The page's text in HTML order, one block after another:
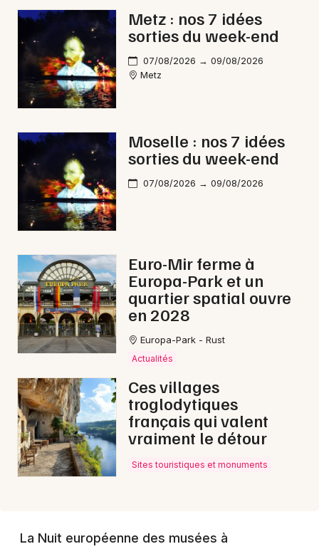
Nuit des Musées dans le Grand Est
Newsletter des sorties
Artistes en tournée
Actus à Sarreguemines
Magazine à Sarreguemines
57 - Moselle
Choisir mes départements
Mon email
Metz : nos 7 idées
sorties du week-end
07/08/2026 → 09/08/2026
Metz
Moselle : nos 7 idées
sorties du week-end
07/08/2026 → 09/08/2026
Euro-Mir ferme à
Europa-Park et un
quartier spatial ouvre
en 2028
Europa-Park - Rust
Actualités
Ces villages
troglodytiques
français qui valent
vraiment le détour
Sites touristiques et monuments
La Nuit européenne des musées à